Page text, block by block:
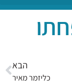
הבא
כליזמר מאיר